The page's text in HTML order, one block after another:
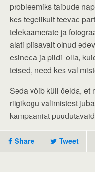
probleemiks taibude
kes tegelikult teevad
telekaamerate ja
alati piisavalt olnud
esineda ja pildil olla,
teised, need kes
Seda võib küll öelda, et
riigikogu valimistest
kampaaniat
Share Tweet